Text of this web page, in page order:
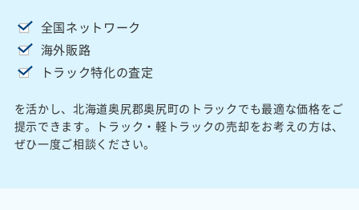
全国ネットワーク
海外販路
トラック特化の査定
を活かし、北海道奥尻郡奥尻町のトラックでも最適な価格をご
提示できます。トラック・軽トラックの売却をお考えの方は、
ぜひ一度ご相談ください。